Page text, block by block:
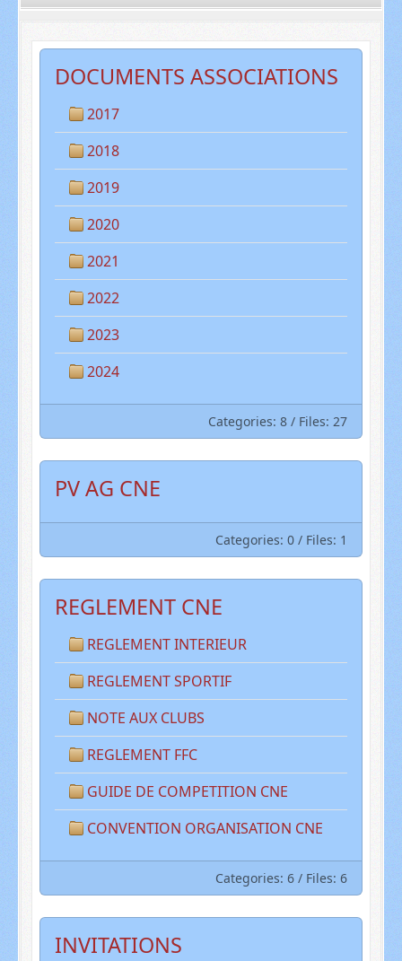
DOCUMENTS ASSOCIATIONS
2017
2018
2019
2020
2021
2022
2023
2024
Categories: 8 / Files: 27
PV AG CNE
Categories: 0 / Files: 1
REGLEMENT CNE
REGLEMENT INTERIEUR
REGLEMENT SPORTIF
NOTE AUX CLUBS
REGLEMENT FFC
GUIDE DE COMPETITION CNE
CONVENTION ORGANISATION CNE
Categories: 6 / Files: 6
INVITATIONS